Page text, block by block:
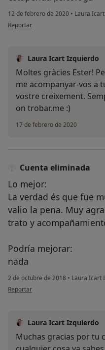
12 de febrero de 2020 • Laura
en opinión del usuario Ester o
Reportar
Laura Icart Izquierdo
Moltes gràcies Ester!
me acompanyar-vos a
vostre creixement.
on trobar.me :)
17 de febrero de 2020
Cuenta eliminada
Lo mejor:
La verdad és que fue
valio la pena. Muy
trato y
Podría mejorar:
nada
2 de octubre de 2018 • Laura Icart
en opinión del usuario Cuenta
Reportar
Laura Icart Izquierdo
Muchas gracias por tu